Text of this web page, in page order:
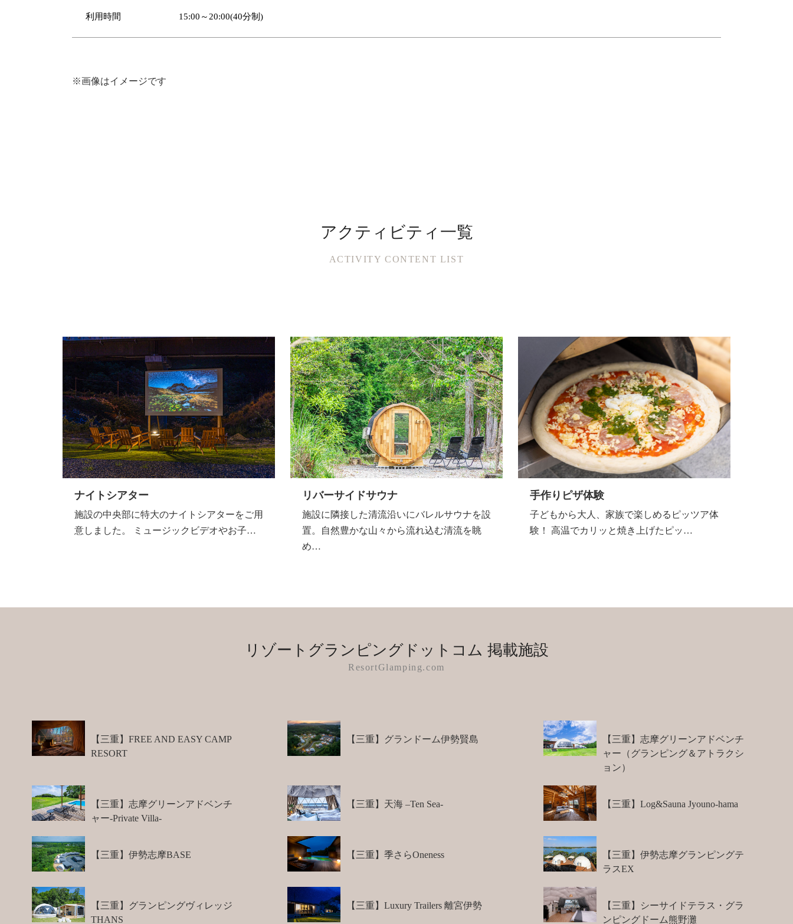
利用時間 15:00～20:00(40分制)
※画像はイメージです
アクティビティ一覧
ACTIVITY CONTENT LIST
ナイトシアター
施設の中央部に特大のナイトシアターをご用
意しました。 ミュージックビデオやお子…
リバーサイドサウナ
施設に隣接した清流沿いにバレルサウナを設
置。自然豊かな山々から流れ込む清流を眺
め…
手作りピザ体験
子どもから大人、家族で楽しめるピッツア体
験！ 高温でカリッと焼き上げたピッ…
リゾートグランピングドットコム 掲載施設
ResortGlamping.com
【三重】FREE AND EASY CAMP
RESORT
【三重】グランドーム伊勢賢島
【三重】志摩グリーンアドベンチ
ャー（グランピング＆アトラクシ
ョン）
【三重】志摩グリーンアドベンチ
ャー-Private Villa-
【三重】天海 –Ten Sea- 【三重】Log&Sauna Jyouno-hama
【三重】伊勢志摩BASE 【三重】季さらOneness
【三重】伊勢志摩グランピングテ
ラスEX
【三重】グランピングヴィレッジ
THANS
【三重】Luxury Trailers 離宮伊勢
【三重】シーサイドテラス・グラ
ンピングドーム熊野灘